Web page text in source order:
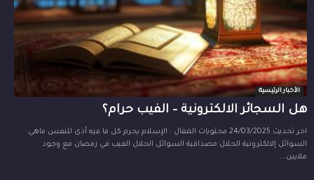
الأخبار الرئيسية
هل السجائر الالكترونية – الفيب حرام؟
اخر تحديث 24/03/2025 محتويات المقال : الإسلام يحرم كل ما فيه أذى للنفس ماهي
السوائل إلالكترونية الحلال مصداقية السوائل الحلال الفيب في رمضان مع وجود
ملايين...